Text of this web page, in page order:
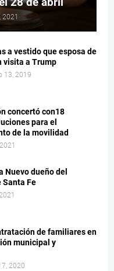
2021
a vestido que esposa de
visita a Trump
13, 2019
concertó con18
para el
de la movilidad
Nuevo dueño del
Santa Fe
de familiares en
municipal y
2020